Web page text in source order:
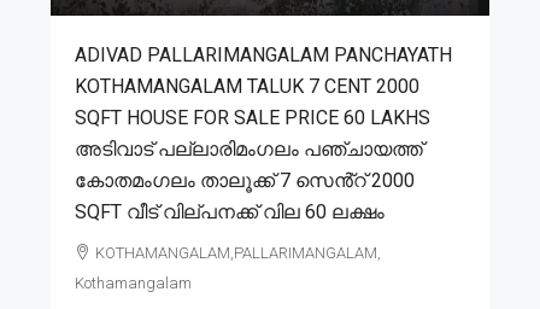
ADIVAD PALLARIMANGALAM PANCHAYATH
KOTHAMANGALAM TALUK 7 CENT 2000
SQFT HOUSE FOR SALE PRICE 60 LAKHS
അടിവാട് പല്ലാരിമംഗലം പഞ്ചായത്ത്
കോതമംഗലം താലൂക്ക് 7 സെൻ്റ് 2000
SQFT വീട് വില്പനക്ക് വില 60 ലക്ഷം
KOTHAMANGALAM,PALLARIMANGALAM,
Kothamangalam